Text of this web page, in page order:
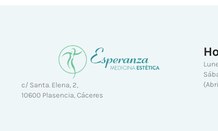
c/ Santa. Elena, 2,
10600 Plasencia, Cáceres